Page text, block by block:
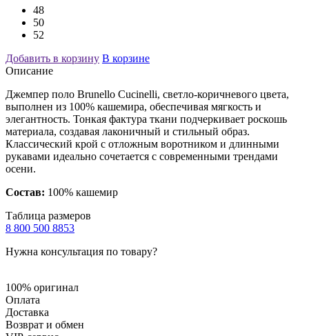
48
50
52
Добавить в корзину В корзине
Описание
Джемпер поло Brunello Cucinelli, светло-коричневого цвета,
выполнен из 100% кашемира, обеспечивая мягкость и
элегантность. Тонкая фактура ткани подчеркивает роскошь
материала, создавая лаконичный и стильный образ.
Классический крой с отложным воротником и длинными
рукавами идеально сочетается с современными трендами
осени.
Состав: 100% кашемир
Таблица размеров
8 800 500 8853
Нужна консультация по товару?
100% оригинал
Оплата
Доставка
Возврат и обмен